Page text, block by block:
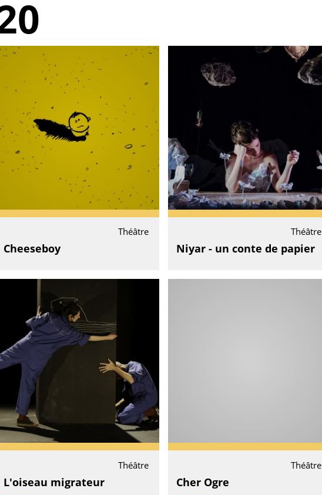
Théâtre
Cheeseboy
Théâtre
Niyar - un conte de papier
Théâtre
L'oiseau migrateur
Théâtre
Cher Ogre